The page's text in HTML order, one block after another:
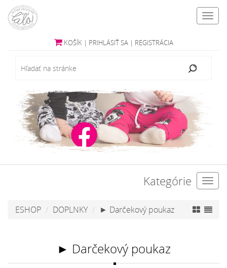
KOŠÍK | PRIHLÁSIŤ SA | REGISTRÁCIA
Kategórie
ESHOP DOPLNKY ► Darčekový poukaz
► Darčekový poukaz